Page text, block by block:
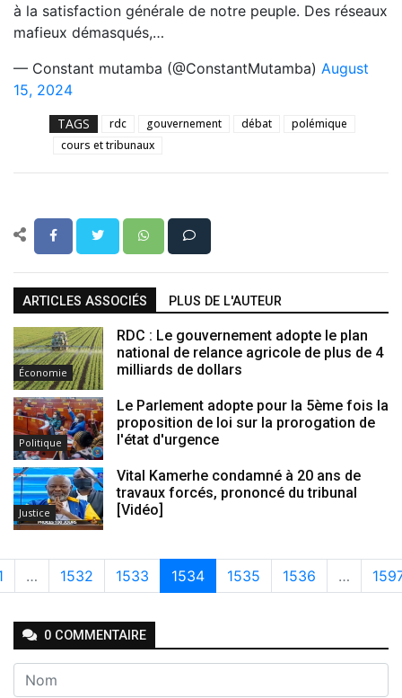
à la satisfaction générale de notre peuple. Des réseaux
mafieux démasqués,…
— Constant mutamba (@ConstantMutamba) August
15, 2024
TAGS rdc gouvernement débat
polémique
cours et tribunaux
ARTICLES ASSOCIÉS PLUS DE L'AUTEUR
Économie
RDC : Le gouvernement adopte le plan
national de relance agricole de plus de 4
milliards de dollars
Politique
Le Parlement adopte pour la 5ème fois la
proposition de loi sur la prorogation de
l'état d'urgence
Justice
Vital Kamerhe condamné à 20 ans de
travaux forcés, prononcé du tribunal
[Vidéo]
… 1532 1533 1534 1535 1536 …
0 COMMENTAIRE